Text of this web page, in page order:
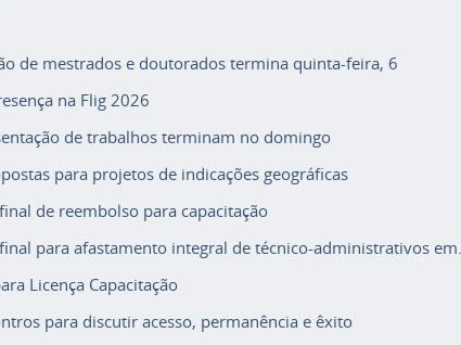
de mestrados e doutorados termina quinta-feira, 6
na Flig 2026
de trabalhos terminam no domingo
para projetos de indicações geográficas
de reembolso para capacitação
para afastamento integral de técnico-administrativos em...
Licença Capacitação
para discutir acesso, permanência e êxito